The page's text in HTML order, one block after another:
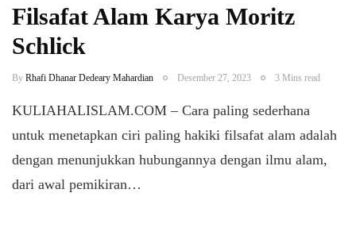
Filsafat Alam Karya Moritz
Schlick
By Rhafi Dhanar Dedeary Mahardian Desember 27, 2023 3 Mins read
KULIAHALISLAM.COM – Cara paling sederhana
untuk menetapkan ciri paling hakiki filsafat alam adalah
dengan menunjukkan hubungannya dengan ilmu alam,
dari awal pemikiran…